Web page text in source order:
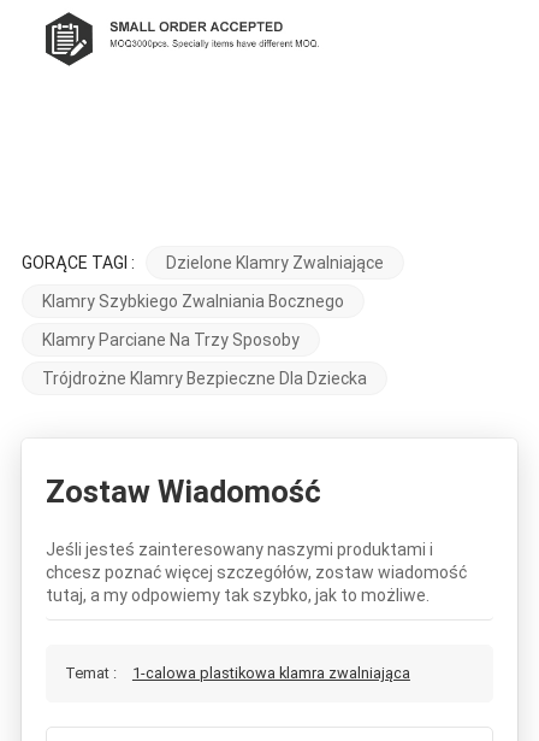
GORĄCE TAGI :
Dzielone Klamry Zwalniające
Klamry Szybkiego Zwalniania Bocznego
Klamry Parciane Na Trzy Sposoby
Trójdrożne Klamry Bezpieczne Dla Dziecka
Zostaw Wiadomość
Jeśli jesteś zainteresowany naszymi produktami i
chcesz poznać więcej szczegółów, zostaw wiadomość
tutaj, a my odpowiemy tak szybko, jak to możliwe.
Temat : 1-calowa plastikowa klamra zwalniająca